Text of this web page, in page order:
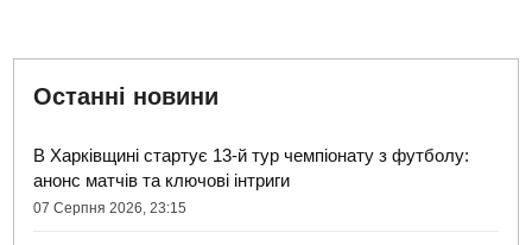
Останні новини
В Харківщині стартує 13-й тур чемпіонату з футболу:
анонс матчів та ключові інтриги
07 Серпня 2026, 23:15